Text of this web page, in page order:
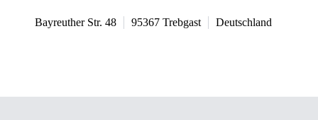
Bayreuther Str. 48 95367 Trebgast Deutschland